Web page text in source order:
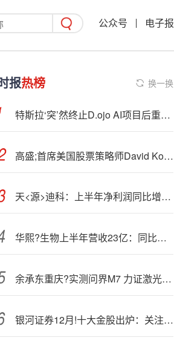
公众号 电子报
报热榜 换一换
特斯拉‘突’然终止D.ojo AI项目后重组工程师团队
高盛;首席美国股票策略师David Kostin将于年内退休
天<源>迪科：上半年净利润同比增长13.97%
华熙?生物上半年营收23亿：同比降20% 扣非后净利1.7亿下降45%
余承东重庆?实测问界M7 力证激光雷达价值
银河证券12月!十大金股出炉：关注“反内卷”等四大主线